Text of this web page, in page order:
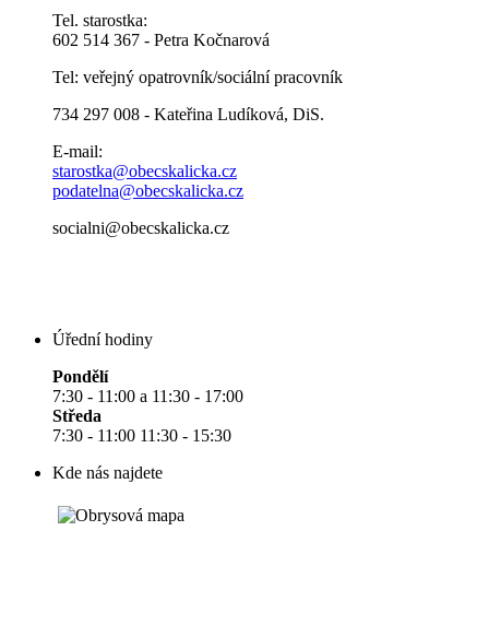
Tel. starostka:
602 514 367 - Petra Kočnarová
Tel: veřejný opatrovník/sociální pracovník
734 297 008 - Kateřina Ludíková, DiS.
E-mail:
starostka@obecskalicka.cz
podatelna@obecskalicka.cz
socialni@obecskalicka.cz
Úřední hodiny
Pondělí
7:30 - 11:00 a 11:30 - 17:00
Středa
7:30 - 11:00 11:30 - 15:30
Kde nás najdete